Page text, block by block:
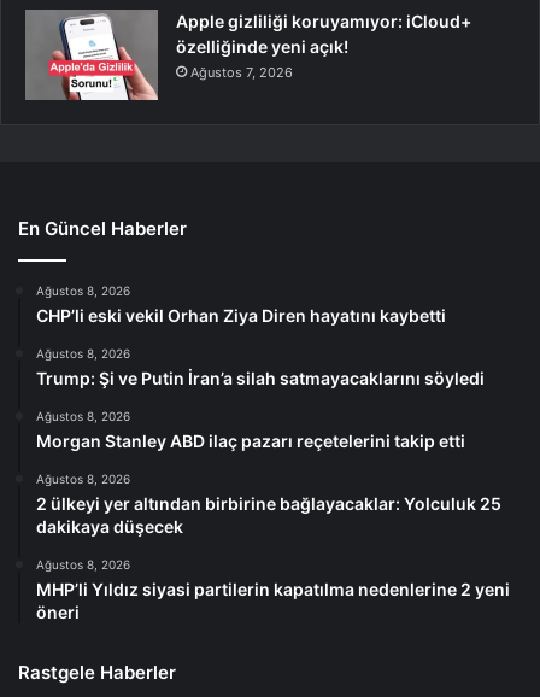
Apple gizliliği koruyamıyor: iCloud+
özelliğinde yeni açık!
Ağustos 7, 2026
En Güncel Haberler
Ağustos 8, 2026
CHP’li eski vekil Orhan Ziya Diren hayatını kaybetti
Ağustos 8, 2026
Trump: Şi ve Putin İran’a silah satmayacaklarını söyledi
Ağustos 8, 2026
Morgan Stanley ABD ilaç pazarı reçetelerini takip etti
Ağustos 8, 2026
2 ülkeyi yer altından birbirine bağlayacaklar: Yolculuk 25
dakikaya düşecek
Ağustos 8, 2026
MHP’li Yıldız siyasi partilerin kapatılma nedenlerine 2 yeni
öneri
Rastgele Haberler